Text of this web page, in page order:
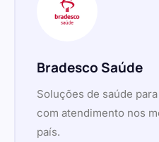
Bradesco Saúde
Soluções de saúde
com atendimento nos
país.